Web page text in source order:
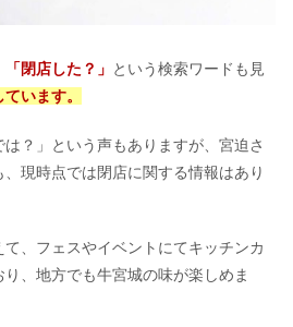
「閉店した？」 という検索ワードも見
います。
は？」という声もありますが、宮迫さ
現時点では閉店に関する情報はあり
、フェスやイベントにてキッチンカ
、地方でも牛宮城の味が楽しめま